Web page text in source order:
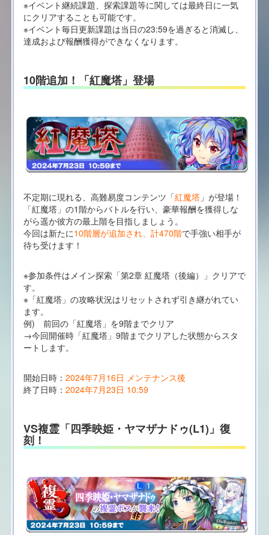
※イベント継続課題、探索課題等に関しては最終日に一気
にクリアすることも可能です。
※イベント毎日更新課題は当日の23:59を過ぎると消滅し、
達成および報酬獲得ができなくなります。
10階追加！「紅魔塔」登場
不定期に現れる、高難易度コンテンツ「紅魔塔」が登場！
「紅魔塔」の1階からバトルを行い、豪華報酬を獲得しな
がら遥か彼方の最上階を目指しましょう。
今回は新たに10階層が追加され、計470階で手強い相手が
待ち受けます！
※参加条件はメイン探索「第2章 紅魔塔（後編）」クリアで
す。
※「紅魔塔」の攻略状況はリセットされず引き継がれてい
ます。
例) 前回の「紅魔塔」を9階までクリア
→今回開催時「紅魔塔」9階までクリアした状態からスタ
ートします。
開始日時： 2024年7月16日 メンテナンス後
終了日時： 2024年7月23日 10:59
VS複霊「四季映姫・ヤマザナドゥ(L1)」復
刻！